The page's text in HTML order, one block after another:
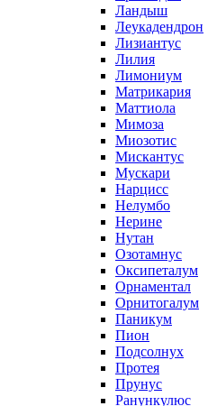
Ландыш
Леукадендрон
Лизиантус
Лилия
Лимониум
Матрикария
Маттиола
Мимоза
Миозотис
Мискантус
Мускари
Нарцисс
Нелумбо
Нерине
Нутан
Озотамнус
Оксипеталум
Орнаментал
Орнитогалум
Паникум
Пион
Подсолнух
Протея
Прунус
Ранункулюс